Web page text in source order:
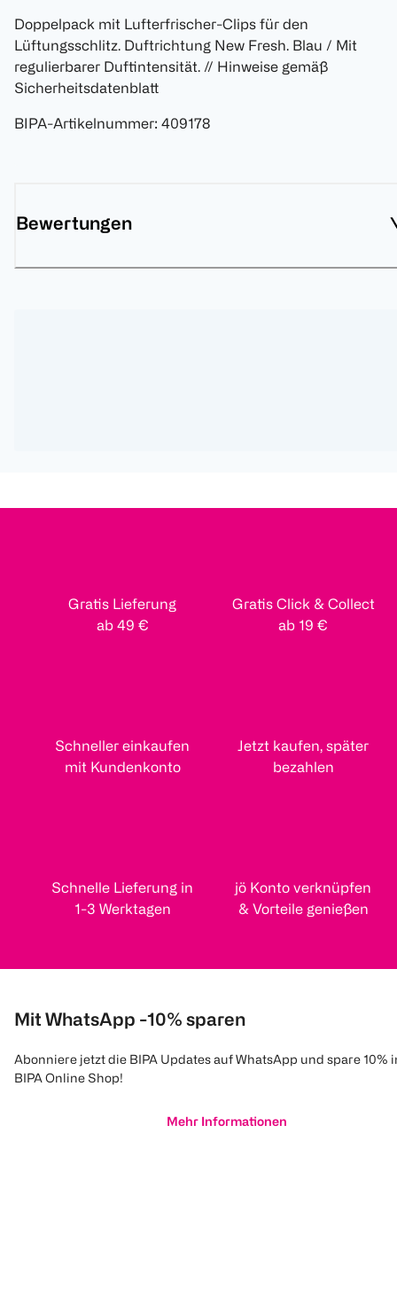
Doppelpack mit Lufterfrischer-Clips für den
Lüftungsschlitz. Duftrichtung New Fresh. Blau / Mit
regulierbarer Duftintensität. // Hinweise gemäß
Sicherheitsdatenblatt
BIPA-Artikelnummer: 409178
Bewertungen
Gratis Lieferung
ab 49 €
Gratis Click & Collect
ab 19 €
Schneller einkaufen
mit Kundenkonto
Jetzt kaufen, später
bezahlen
Schnelle Lieferung in
1-3 Werktagen
jö Konto verknüpfen
& Vorteile genießen
Mit WhatsApp -10% sparen
Abonniere jetzt die BIPA Updates auf WhatsApp und spare 10%
BIPA Online Shop!
Mehr Informationen